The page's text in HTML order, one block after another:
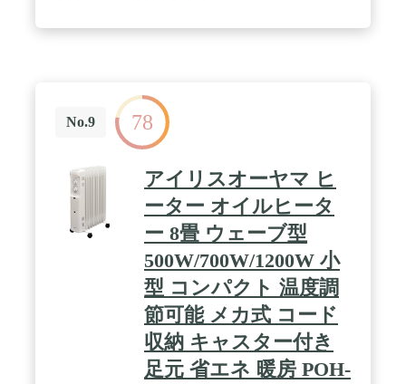
No.9 78
アイリスオーヤマ ヒ
ーター オイルヒータ
ー 8畳 ウェーブ型
500W/700W/1200W 小
型 コンパクト 温度調
節可能 メカ式 コード
収納 キャスター付き
足元 省エネ 暖房 POH-